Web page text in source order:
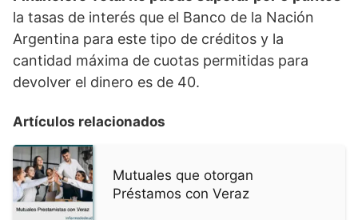
la tasas de interés que el Banco de la Nación
Argentina para este tipo de créditos y la
cantidad máxima de cuotas permitidas para
devolver el dinero es de 40.
Artículos relacionados
Mutuales que otorgan
Préstamos con Veraz